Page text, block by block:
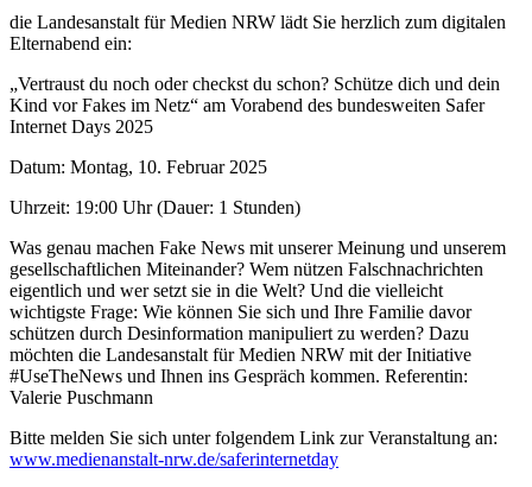
die Landesanstalt für Medien NRW lädt Sie herzlich zum digitalen
Elternabend ein:
„Vertraust du noch oder checkst du schon? Schütze dich und dein
Kind vor Fakes im Netz“ am Vorabend des bundesweiten Safer
Internet Days 2025
Datum: Montag, 10. Februar 2025
Uhrzeit: 19:00 Uhr (Dauer: 1 Stunden)
Was genau machen Fake News mit unserer Meinung und unserem
gesellschaftlichen Miteinander? Wem nützen Falschnachrichten
eigentlich und wer setzt sie in die Welt? Und die vielleicht
wichtigste Frage: Wie können Sie sich und Ihre Familie davor
schützen durch Desinformation manipuliert zu werden? Dazu
möchten die Landesanstalt für Medien NRW mit der Initiative
#UseTheNews und Ihnen ins Gespräch kommen. Referentin:
Valerie Puschmann
Bitte melden Sie sich unter folgendem Link zur Veranstaltung an:
www.medienanstalt-nrw.de/saferinternetday